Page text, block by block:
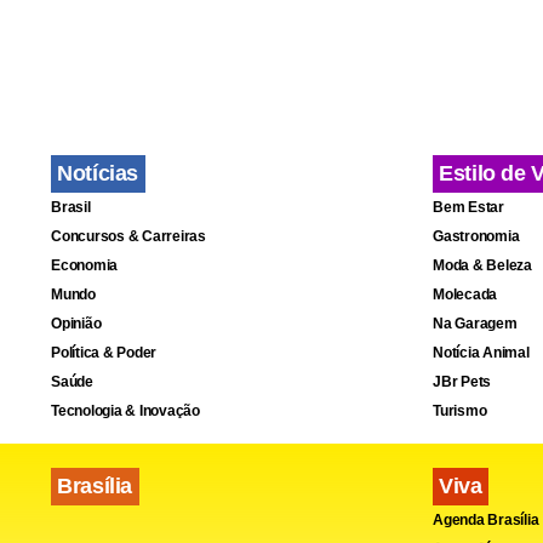
também
quase 40%.
das
impulsionar
Custos. Em
aluguéis já
d’água
Gouvêa
Notícias
Brasil
Concursos & Carreiras
Economia
Mundo
Opinião
Política & Poder
Saúde
Tecnologia & Inovação
Brasília
Estilo de
Bem Estar
Gastronomia
Moda & Beleza
Molecada
Na Garagem
Notícia Animal
JBr Pets
Turismo
Viva
Agenda Brasília